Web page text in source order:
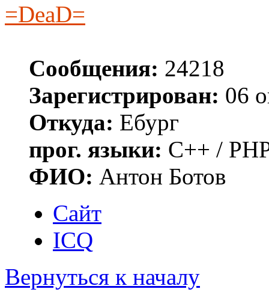
=DeaD=
Сообщения: 24218
Зарегистрирован: 06
Откуда: Ебург
прог. языки: C++ /
ФИО: Антон Ботов
Сайт
ICQ
Вернуться к началу